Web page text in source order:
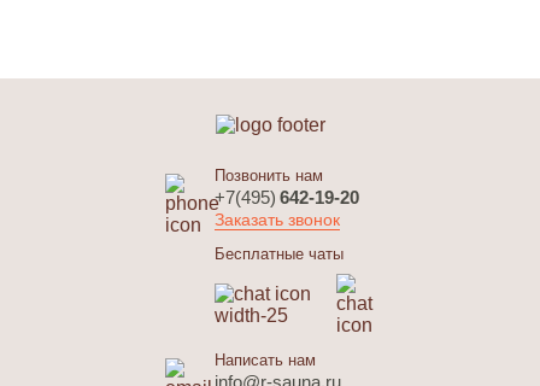
Позвонить нам
+7(495) 642-19-20
Заказать звонок
Бесплатные чаты
Написать нам
info@r-sauna.ru